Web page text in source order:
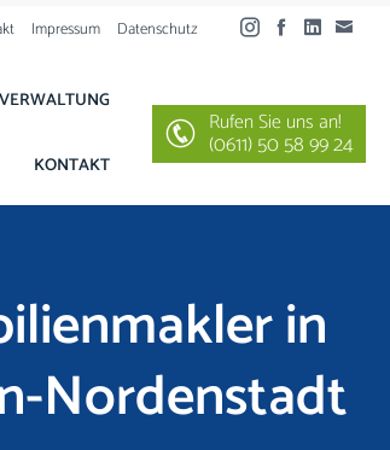
Impressum Datenschutz
KONTAKT
Rufen Sie uns an!
(0611) 50 58 99 24
in
Nordenstadt